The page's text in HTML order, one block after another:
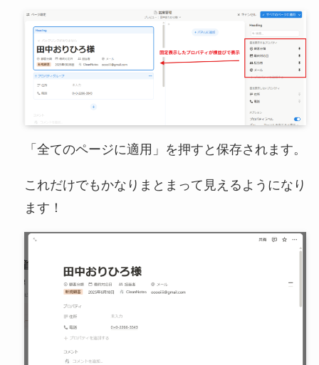
「全てのページに適用」を押すと保存されます。
これだけでもかなりまとまって見えるようになり
ます！